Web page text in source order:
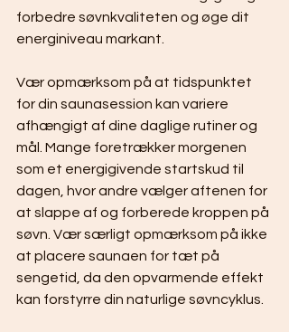
forbedre søvnkvaliteten og øge dit
energiniveau markant.
Vær opmærksom på at tidspunktet
for din saunasession kan variere
afhængigt af dine daglige rutiner og
mål. Mange foretrækker morgenen
som et energigivende startskud til
dagen, hvor andre vælger aftenen for
at slappe af og forberede kroppen på
søvn. Vær særligt opmærksom på ikke
at placere saunaen for tæt på
sengetid, da den opvarmende effekt
kan forstyrre din naturlige søvncyklus.